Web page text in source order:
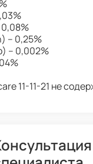
– 0,25%
– 0,002%
11-11-21 не